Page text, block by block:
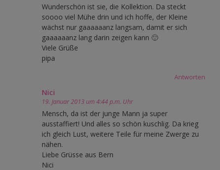
Wunderschön ist sie, die Kollektion. Da steckt
soooo viel Mühe drin und ich hoffe, der Kleine
wächst nur gaaaaaanz langsam, damit er sich
gaaaaaanz lang darin zeigen kann 🙂
Viele Grüße
pipa
Antworten
Nici
19. Januar 2013 um 4:44 p.m. Uhr
Mensch, da ist der junge Mann ja super
ausstaffiert! Und alles so schön kuschlig. Da krieg
ich gleich Lust, weitere Teile für meine Zwerge zu
nähen.
Liebe Grüsse aus Bern
Nici